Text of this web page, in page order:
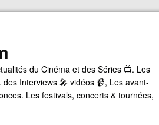
du Cinéma et des Séries 📺. Les
Interviews 🎤 vidéos 📹, Les avant-
Les festivals, concerts & tournées,